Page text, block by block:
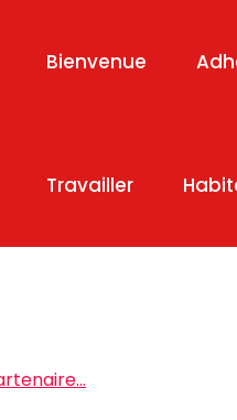
Bienvenue
Travailler